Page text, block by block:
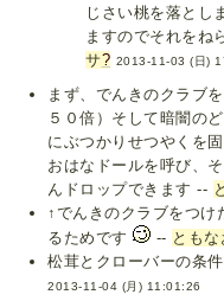
じさい桃を落とし
ますのでそれをね
サ? 2013-11-03 (日)
まず、でんきのクラブ
５０倍）そして暗闇の
にぶつかりせつやくを
おはなドールを呼び、
んドロップできます --
↑でんきのクラブをつけ
るためです
-- ともな
松茸とクローバーの条
2013-11-04 (月) 11:01:26